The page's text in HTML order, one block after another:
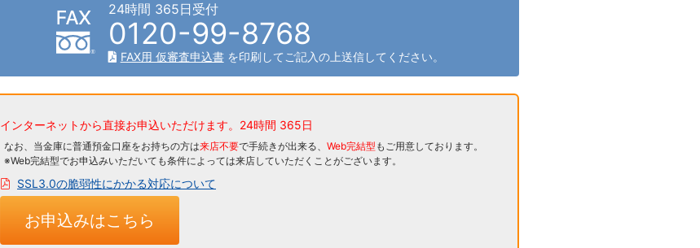
24時間 365日受付
0120-99-8768
FAX用 仮審査申込書を印刷して ご記入の上送信してください。
インターネットから直接お申込いただけます。 24時間 365日
なお、当金庫に普通預金口座をお持ちの方は来店不要で手続きが出来る、 Web完結型 もご用意しております。
※Web完結型でお申込みいただいても条件によっては来店していただくことがございます。
SSL3.0の脆弱性にかかる対応について
お申込みはこちら